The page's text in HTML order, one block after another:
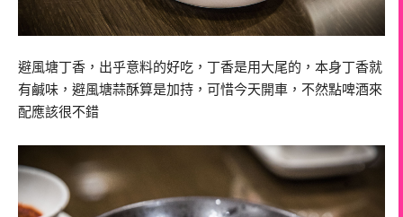
避風塘丁香，出乎意料的好吃，丁香是用大尾的，本身丁香就
有鹹味，避風塘蒜酥算是加持，可惜今天開車，不然點啤酒來
配應該很不錯